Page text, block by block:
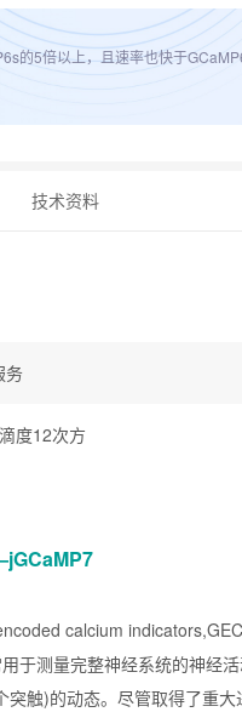
的5倍以上，且速率也快于
技术资料
务
度12次方
calcium
于测量完整神经系统的神经
触)的动态。尽管取得了重